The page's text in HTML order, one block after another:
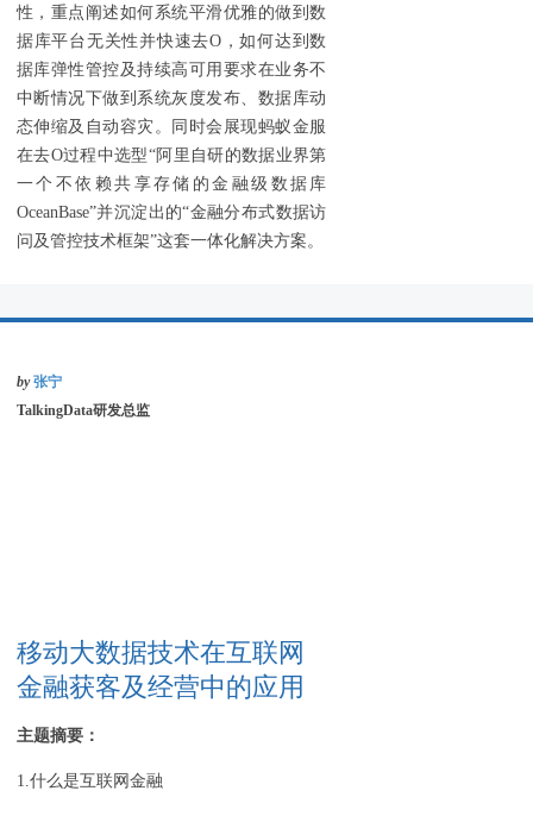
性，重点阐述如何系统平滑优雅的做到数
据库平台无关性并快速去O，如何达到数
据库弹性管控及持续高可用要求在业务不
中断情况下做到系统灰度发布、数据库动
态伸缩及自动容灾。同时会展现蚂蚁金服
在去O过程中选型“阿里自研的数据业界第
一个不依赖共享存储的金融级数据库
OceanBase”并沉淀出的“金融分布式数据访
问及管控技术框架”这套一体化解决方案。
by 张宁
TalkingData研发总监
移动大数据技术在互联网
金融获客及经营中的应用
主题摘要：
1.什么是互联网金融